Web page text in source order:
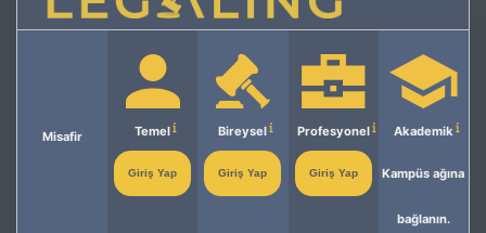
Misafir Temel
Giriş Yap
Bireysel
Giriş Yap
Profesyonel
Giriş Yap
Akademik
Kampüs ağına
bağlanın.